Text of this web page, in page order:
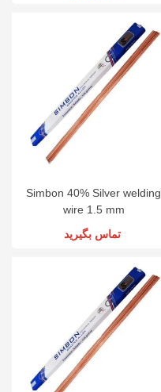
Simbon 40% Silver welding
wire 1.5 mm
تماس بگیرید